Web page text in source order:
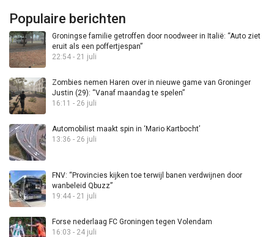
Populaire berichten
Groningse familie getroffen door noodweer in Italië: “Auto ziet
eruit als een poffertjespan”
22:54 - 21 juli
Zombies nemen Haren over in nieuwe game van Groninger
Justin (29): “Vanaf maandag te spelen”
16:11 - 26 juli
Automobilist maakt spin in ‘Mario Kartbocht’
13:36 - 26 juli
FNV: “Provincies kijken toe terwijl banen verdwijnen door
wanbeleid Qbuzz”
19:44 - 21 juli
Forse nederlaag FC Groningen tegen Volendam
16:03 - 24 juli